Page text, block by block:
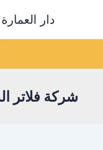
دار
شركة فلاتر